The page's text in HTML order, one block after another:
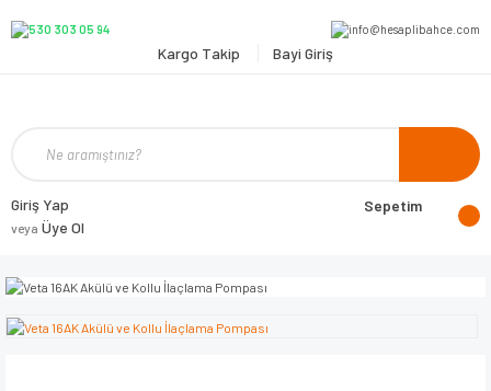
Kargo Takip Bayi Giriş
Giriş Yap
veya Üye Ol
Sepetim